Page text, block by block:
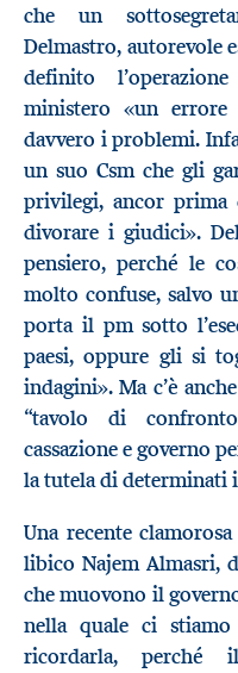
che un
Delmastro, autorevole
definito
ministero «un errore
davvero i problemi.
un suo Csm che gli
privilegi, ancor
divorare i giudici».
pensiero, perché le
molto confuse, salvo
porta il pm sotto
paesi, oppure gli si
indagini». Ma c’è
“tavolo di
cassazione e governo
la tutela di determinati
Una recente
libico Najem Almasri,
che muovono il
nella quale ci
ricordarla, perché